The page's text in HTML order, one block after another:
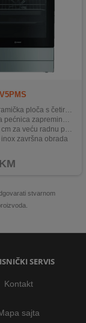
ploča s četiri zone za kuhanje
zapremine 660 litara
za veću radnu površinu
inox završna obrada
KM
stvarnom
SERVIS
Kontakt
sajta